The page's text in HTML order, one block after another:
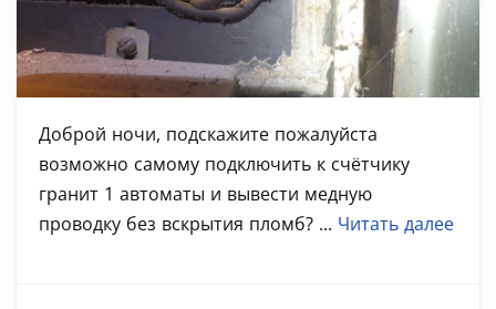
Доброй ночи, подскажите пожалуйста
возможно самому подключить к счётчику
гранит 1 автоматы и вывести медную
проводку без вскрытия пломб? ... Читать далее